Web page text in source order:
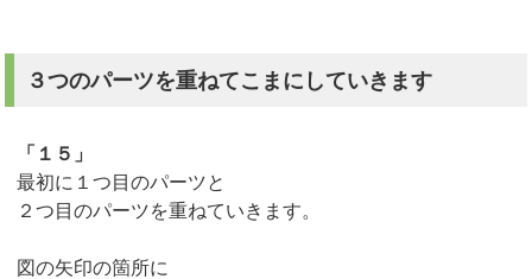
３つのパーツを重ねてこまにしていきます
「１５」
最初に１つ目のパーツと
２つ目のパーツを重ねていきます。
図の矢印の箇所に